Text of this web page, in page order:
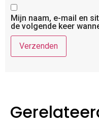
Mijn naam, e-mail en
de volgende keer